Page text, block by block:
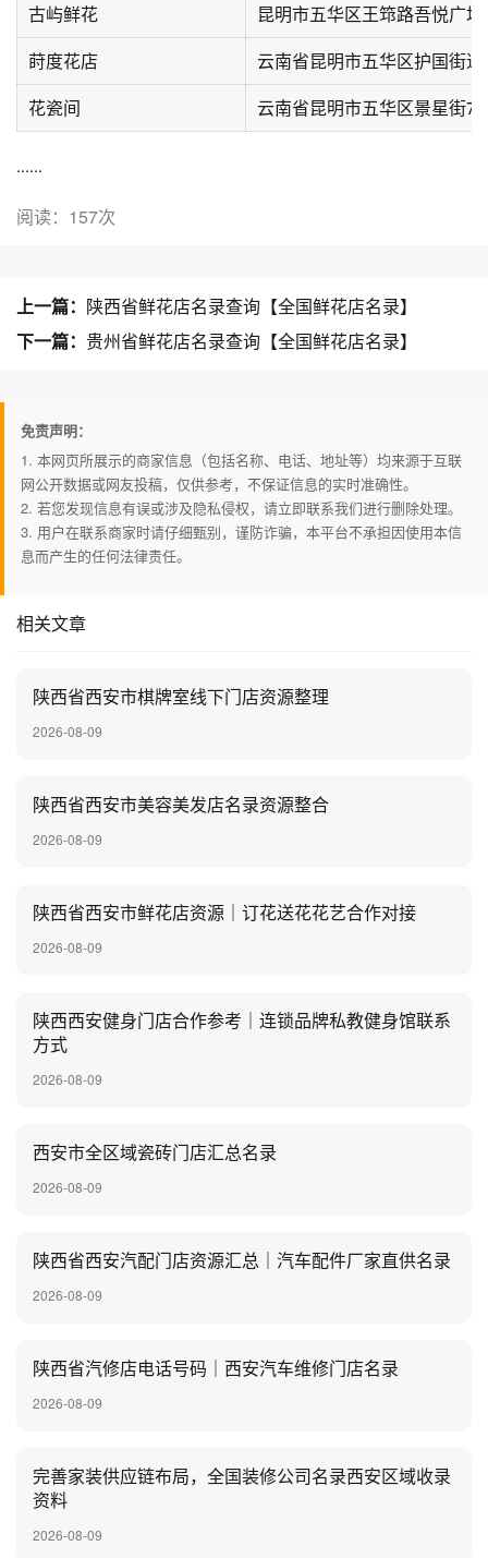
古屿鲜花
昆明市五华区王筇路吾悦广
莳度花店
云南省昆明市五华区护国街
花瓷间
云南省昆明市五华区景星街
......
阅读：157次
上一篇： 陕西省鲜花店名录查询【全国鲜花店名录】
下一篇： 贵州省鲜花店名录查询【全国鲜花店名录】
免责声明：
1. 本网页所展示的商家信息（包括名称、电话、地址等）均来源于互联
网公开数据或网友投稿，仅供参考，不保证信息的实时准确性。
2. 若您发现信息有误或涉及隐私侵权，请立即联系我们进行删除处理。
3. 用户在联系商家时请仔细甄别，谨防诈骗，本平台不承担因使用本信
息而产生的任何法律责任。
相关文章
陕西省西安市棋牌室线下门店资源整理
2026-08-09
陕西省西安市美容美发店名录资源整合
2026-08-09
陕西省西安市鲜花店资源｜订花送花花艺合作对接
2026-08-09
陕西西安健身门店合作参考｜连锁品牌私教健身馆联系
方式
2026-08-09
西安市全区域瓷砖门店汇总名录
2026-08-09
陕西省西安汽配门店资源汇总｜汽车配件厂家直供名录
2026-08-09
陕西省汽修店电话号码｜西安汽车维修门店名录
2026-08-09
完善家装供应链布局，全国装修公司名录西安区域收录
资料
2026-08-09